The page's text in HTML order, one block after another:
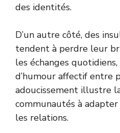
des identités.
D’un autre côté, des
tendent à perdre leur
les échanges
d’humour affectif entre
adoucissement illustre
communautés à
les relations.